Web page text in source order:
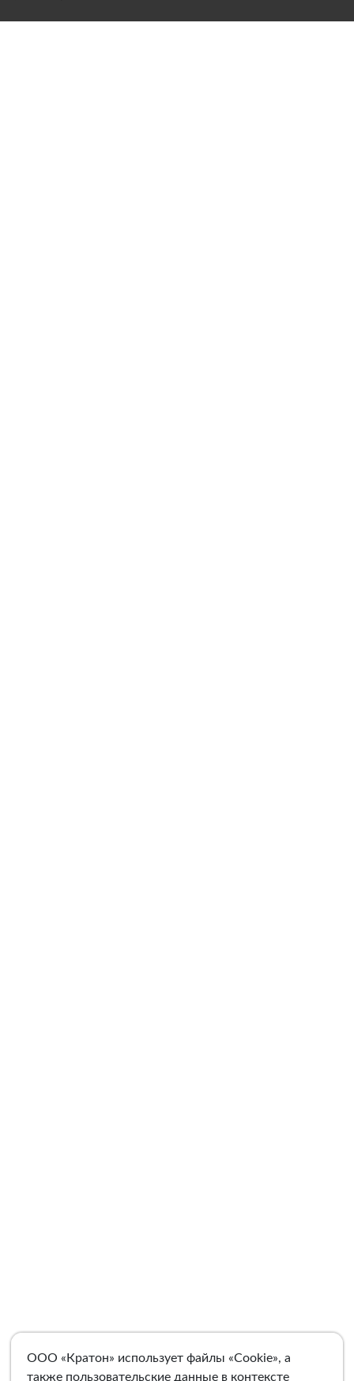
ООО «Кратон» использует файлы «Cookie», а
также пользовательские данные в контексте